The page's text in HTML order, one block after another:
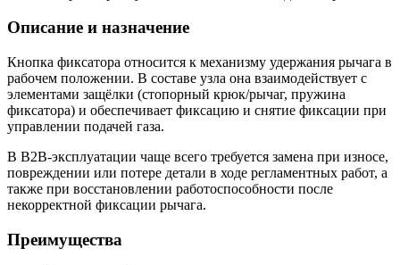
Описание и назначение
Кнопка фиксатора относится к механизму удержания рычага в
рабочем положении. В составе узла она взаимодействует с
элементами защёлки (стопорный крюк/рычаг, пружина
фиксатора) и обеспечивает фиксацию и снятие фиксации при
управлении подачей газа.
В B2B-эксплуатации чаще всего требуется замена при износе,
повреждении или потере детали в ходе регламентных работ, а
также при восстановлении работоспособности после
некорректной фиксации рычага.
Преимущества